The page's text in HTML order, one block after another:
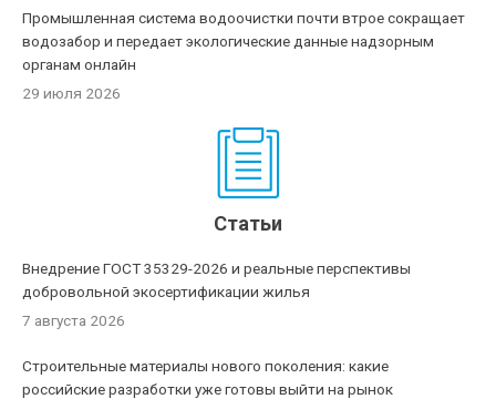
Промышленная система водоочистки почти втрое сокращает
водозабор и передает экологические данные надзорным
органам онлайн
29 июля 2026
Статьи
Внедрение ГОСТ 35329-2026 и реальные перспективы
добровольной экосертификации жилья
7 августа 2026
Строительные материалы нового поколения: какие
российские разработки уже готовы выйти на рынок